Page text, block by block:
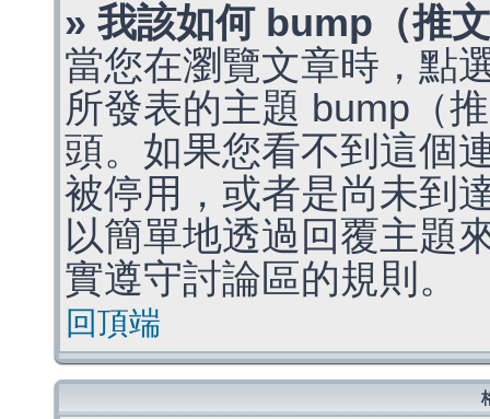
» 我該如何 bump（推
當您在瀏覽文章時，點
所發表的主題 bump（
頭。如果您看不到這個
被停用，或者是尚未到
以簡單地透過回覆主題
實遵守討論區的規則。
回頂端